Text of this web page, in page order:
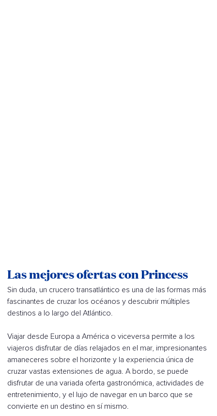
Las mejores ofertas con Princess
Sin duda, un crucero transatlántico es una de las formas más
fascinantes de cruzar los océanos y descubrir múltiples
destinos a lo largo del Atlántico.
Viajar desde Europa a América o viceversa permite a los
viajeros disfrutar de días relajados en el mar, impresionantes
amaneceres sobre el horizonte y la experiencia única de
cruzar vastas extensiones de agua. A bordo, se puede
disfrutar de una variada oferta gastronómica, actividades de
entretenimiento, y el lujo de navegar en un barco que se
convierte en un destino en sí mismo.